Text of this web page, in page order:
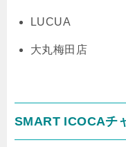
LUCUA
大丸梅田店
SMART ICOCAチ